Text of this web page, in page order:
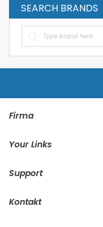
SEARCH BRANDS
Firma
Your Links
Support
Kontakt